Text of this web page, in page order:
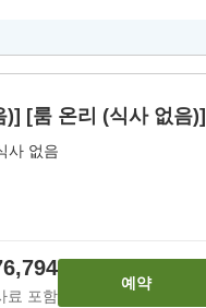
)] [룸 온리 (식사 없음)]
사 없음
료 포함
예약